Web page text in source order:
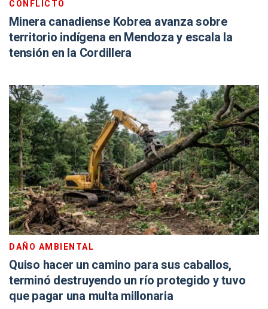
CONFLICTO
Minera canadiense Kobrea avanza sobre
territorio indígena en Mendoza y escala la
tensión en la Cordillera
DAÑO AMBIENTAL
Quiso hacer un camino para sus caballos,
terminó destruyendo un río protegido y tuvo
que pagar una multa millonaria